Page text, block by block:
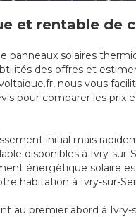
et rentable de
solaires
des offres et
nous vous
pour comparer les prix
initial mais
disponibles à Ivry-
énergétique solaire
habitation à Ivry-sur-
premier abord à Ivry-